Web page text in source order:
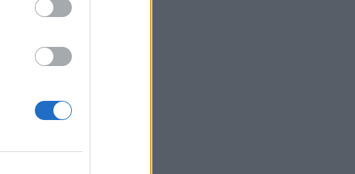
előfizetéses